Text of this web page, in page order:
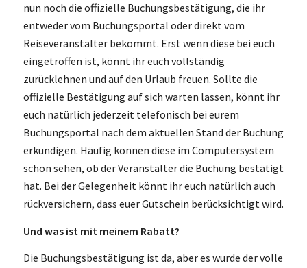
nun noch die offizielle Buchungsbestätigung, die ihr
entweder vom Buchungsportal oder direkt vom
Reiseveranstalter bekommt. Erst wenn diese bei euch
eingetroffen ist, könnt ihr euch vollständig
zurücklehnen und auf den Urlaub freuen. Sollte die
offizielle Bestätigung auf sich warten lassen, könnt ihr
euch natürlich jederzeit telefonisch bei eurem
Buchungsportal nach dem aktuellen Stand der Buchung
erkundigen. Häufig können diese im Computersystem
schon sehen, ob der Veranstalter die Buchung bestätigt
hat. Bei der Gelegenheit könnt ihr euch natürlich auch
rückversichern, dass euer Gutschein berücksichtigt wird.
Und was ist mit meinem Rabatt?
Die Buchungsbestätigung ist da, aber es wurde der volle